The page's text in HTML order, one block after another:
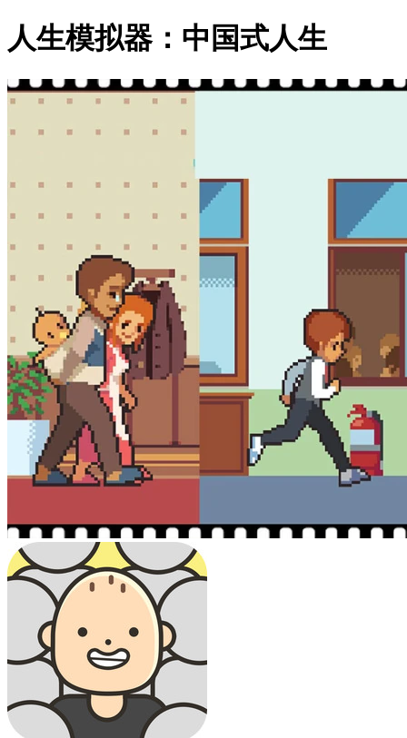
人生模拟器：中国式人生